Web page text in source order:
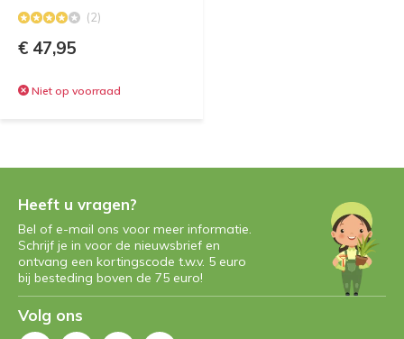
(2)
€ 47,95
Niet op voorraad
Heeft u vragen?
Bel of e-mail ons voor meer informatie.
Schrijf je in voor de nieuwsbrief en
ontvang een kortingscode t.w.v. 5 euro
bij besteding boven de 75 euro!
Volg ons